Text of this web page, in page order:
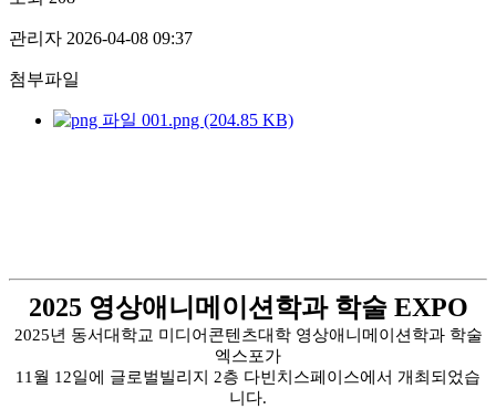
관리자 2026-04-08 09:37
첨부파일
001.png (204.85 KB)
2025 영상애니메이션학과 학술 EXPO
2025년 동서대학교 미디어콘텐츠대학 영상애니메이션학과 학술
엑스포가
11월 12일에 글로벌빌리지 2층 다빈치스페이스에서 개최되었습
니다.